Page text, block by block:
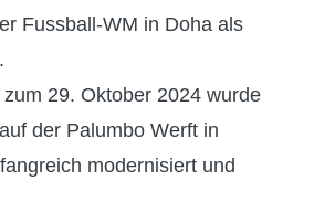
Fussball-WM in Doha als
.
29. Oktober 2024 wurde
der Palumbo Werft in
modernisiert und